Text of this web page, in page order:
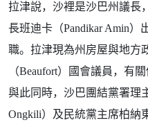
拉津說，沙裡是沙巴州議長
長班迪卡（Pandikar Amin）
職。拉津現為州房屋與地方
（Beaufort）國會議員，有關
與此同時，沙巴團結黨署理
Ongkili）及民統黨主席柏納